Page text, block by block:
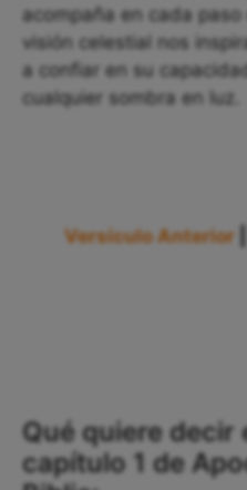
acompaña en cada
visión celestial nos
a confiar en su
cualquier sombra en luz.
Versículo Anterior
Qué quiere decir
capítulo 1 de